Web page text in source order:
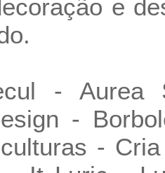
e
- Aurea
-
-